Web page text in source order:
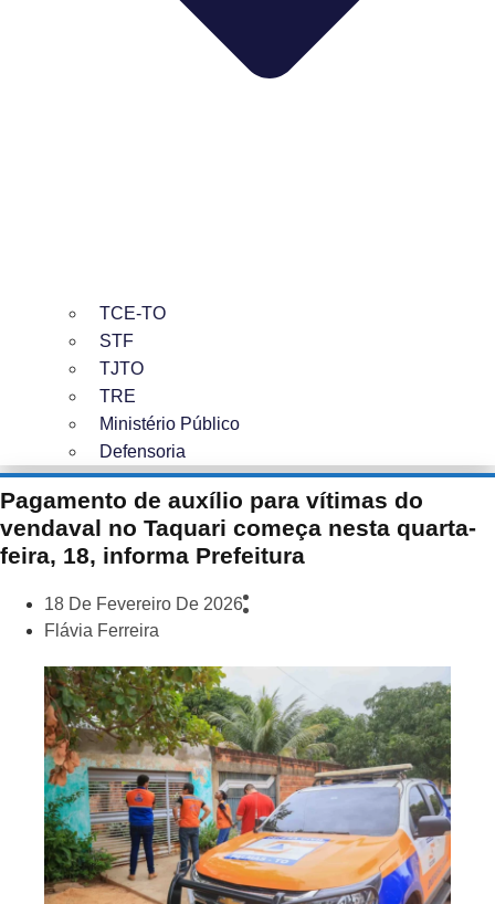
TCE-TO
STF
TJTO
TRE
Ministério Público
Defensoria
Pagamento de auxílio para vítimas do
vendaval no Taquari começa nesta quarta-
feira, 18, informa Prefeitura
18 De Fevereiro De 2026
Flávia Ferreira